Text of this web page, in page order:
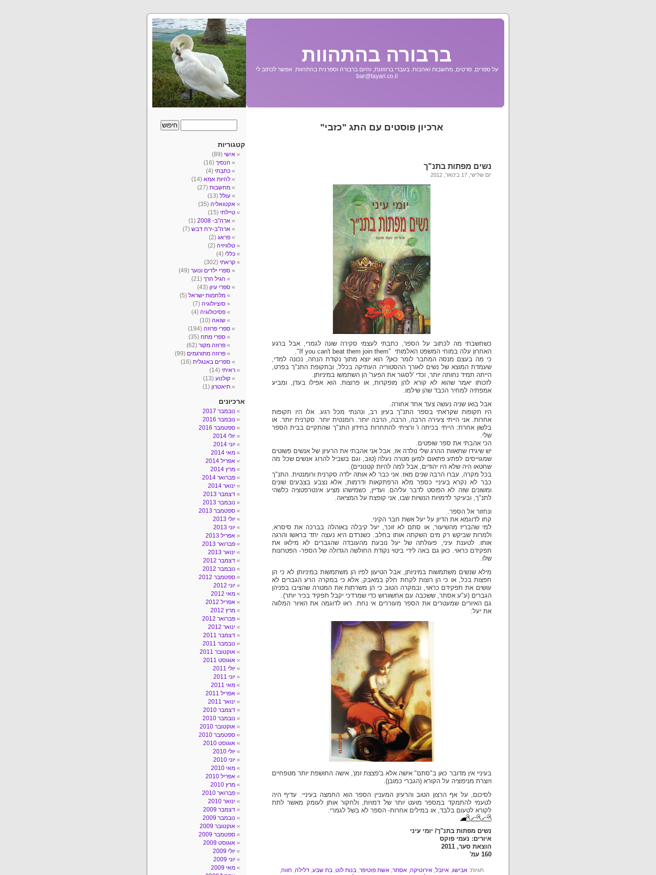
ברבורה בהתהוות
על ספרים, סרטים, מחשבות ואהבות. בעברי ברווזונת, והיום ברבורה וספרנית בהתהוות. אפשר לכתוב לי
bar@tayari.co.il
ארכיון פוסטים עם התג "כזבי"
נשים מפתות בתנ"ך
יום שלישי, 17 בינואר, 2012
כשחשבתי מה לכתוב על הספר, כתבתי לעצמי סקירה שונה לגמרי, אבל ברגע
האחרון עלה במוחי המשפט האלמותי "If you can't beat them join them".
כי מה בעצם מנסה המחבר לומר כאן? הוא יוצא מתוך נקודת הנחה, נכונה למדי,
שעמדת המוצא של נשים לאורך ההסטוריה העתיקה בכלל, ובתקופת התנ"ך בפרט,
הייתה תמיד נחותה יותר, וכדי 'לסגור את הפער' הן השתמשו במיניותן.
לזכותו יאמר שהוא לא קורא להן מופקרות, או פרוצות. הוא אפילו בעדן, ומביע
אמפתיה למחיר הכבד שהן שילמו.
אבל בואו שניה נעשה צעד אחד אחורה.
היו תקופות שקראתי בספר התנ"ך בעיון רב, ונהנתי מכל רגע. אלו היו תקופות
אחרות. אני הייתי צעירה הרבה, הרבה, הרבה יותר. רומנטית יותר. סקרנית יותר. או
בלשון אחרת: הייתי בכיתה ו' ורציתי להתחרות בחידון התנ"ך שהתקיים בבית הספר
שלי.
הכי אהבתי את ספר שופטים.
יש שיגידו שתאוות ההרג שלי נולדה אז, אבל אני אהבתי את הרעיון של אנשים פשוטים
שמגוייסים לפתע פתאום למען מטרה נעלה (טוב, וגם בשביל להרוג אנשים שכל מה
שחטאו היה שלא היו יהודים, אבל למה להיות קטנוניים).
בכל מקרה, עברו הרבה שנים מאז. אני כבר לא אותה ילדה סקרנית ורומנטית. התנ"ך
כבר לא נקרא בעיניי כספר מלא הרפתקאות ודרמות, אלא נצבע בצבעים שונים
ומשונים שזה לא הפוסט לדבר עליהם. ועדיין, כשמישהו מציע אינטרפטציה כלשהי
לתנ"ך, ובעיקר לדמויות הנשיות שבו, אני קופצת על המציאה.
ונחזור אל הספר.
קחו לדוגמא את הדיון על יעל אשת חבר הקיני.
למי שהבריז מהשיעור, או סתם לא זוכר, יעל קיבלה באוהלה בברכה את סיסרא,
ולמרות שביקש רק מים השקתה אותו בחלב. כשנרדם היא נעצה יתד בראשו והרגה
אותו. לטענת עיני, פעולתה של יעל נובעת מהעובדה שהגברים לא מילאו את
תפקידם כראוי. כאן גם באה לידי ביטוי נקודת החולשה הגדולה של הספר- הפטרונות
שלו.
מילא שנשים משתמשות במיניותן, אבל הטיעון לפיו הן משתמשות במיניותן לא כי הן
חפצות בכל, או כי הן רוצות לקחת חלק במאבק, אלא כי במקרה הרע הגברים לא
עושים את תפקידם כראוי, ובמקרה הטוב כי הן משרתות את המטרה שהציבו בפניהן
הגברים (ע"ע אסתר, ששכבה עם אחשוורוש כדי שמרדכי יקבל תפקיד בכיר יותר).
גם האיורים שמעטרים את הספר מעוררים אי נחת. ראו לדוגמה את האיור המלווה
את יעל:
בעיניי אין מדובר כאן ב"סתם" אישה אלא ב'פצצת זמן', אישה החושפת יותר מטפחיים
ויוצרת מניפוציה על הקורא (הגברי כמובן).
לסיכום, על אף הרצון הטוב והרעיון המעניין הספר הוא החמצה בעיניי. עדיף היה
לטעמי להתמקד במספר מועט יותר של דמויות, ולחקור אותן לעומק מאשר לתת
לקורא לטעום בלבד, או במילים אחרות- הספר לא בשל לגמרי.
נשים מפתות בתנ"ך/ יומי עיני
איורים: נעמי פוקס
הוצאת סער, 2011
160 עמ'
תגיות: אבישג, איזבל, אירוטיקה, אסתר, אשת פוטיפר, בנות לוט, בת שבע, דלילה, חווה,
קטגוריות
אישי (89)
הנסיך (16)
כתבתי (4)
להיות אמא (14)
מחשבות (27)
עולל (13)
אקטואליה (35)
טיילתי (15)
ארה"ב- 2008
(1)
ארה"ב-ירח דבש (7)
פראג (2)
טלוויזיה (2)
כללי (4)
קראתי (302)
ספרי ילדים ונוער (49)
הגיל הרך (21)
ספרי עיון (43)
מלחמות ישראל (5)
סוציולוגיה (7)
פסיכולוגיה (4)
שואה (10)
ספרי פרוזה (194)
ספרי מתח (35)
פרוזה מקור (62)
פרוזה מתורגמים (99)
ספרים באנגלית (16)
ראיתי (14)
קולנוע (13)
תיאטרון (1)
ארכיונים
נובמבר 2017
נובמבר 2016
ספטמבר 2016
יולי 2014
יוני 2014
מאי 2014
אפריל 2014
מרץ 2014
פברואר 2014
ינואר 2014
דצמבר 2013
נובמבר 2013
ספטמבר 2013
יולי 2013
יוני 2013
אפריל 2013
פברואר 2013
ינואר 2013
דצמבר 2012
נובמבר 2012
ספטמבר 2012
יוני 2012
מאי 2012
אפריל 2012
מרץ 2012
פברואר 2012
ינואר 2012
דצמבר 2011
נובמבר 2011
אוקטובר 2011
אוגוסט 2011
יולי 2011
יוני 2011
מאי 2011
אפריל 2011
ינואר 2011
דצמבר 2010
נובמבר 2010
אוקטובר 2010
ספטמבר 2010
אוגוסט 2010
יולי 2010
יוני 2010
מאי 2010
אפריל 2010
מרץ 2010
פברואר 2010
ינואר 2010
דצמבר 2009
נובמבר 2009
אוקטובר 2009
ספטמבר 2009
אוגוסט 2009
יולי 2009
יוני 2009
מאי 2009